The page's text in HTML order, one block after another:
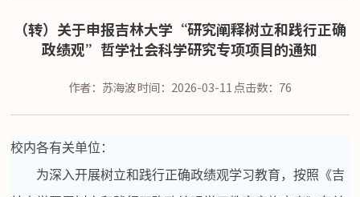
（转）关于申报吉林大学“研究阐释树立和践行正确
政绩观”哲学社会科学研究专项项目的通知
作者：苏海波时间：2026-03-11点击数： 76
校内各有关单位：
为深入开展树立和践行正确政绩观学习教育，按照《吉